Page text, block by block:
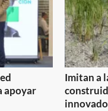
apoyar
Imitan a